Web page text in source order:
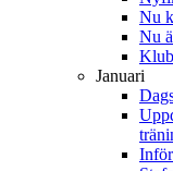
Nu
Nu
Januari